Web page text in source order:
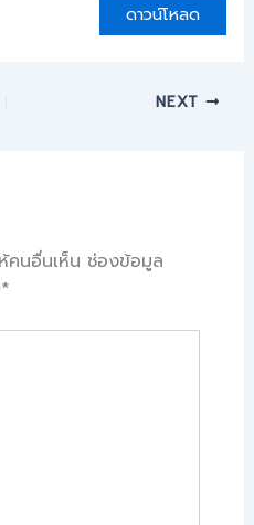
ดาวน์โหลด
NEXT
คนอื่นเห็น ช่องข้อมูล
*